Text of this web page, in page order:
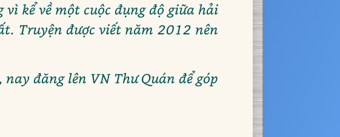
kể về một cuộc đụng độ giữa hải
Truyện được viết năm 2012 nên
đăng lên VN Thư Quán để góp